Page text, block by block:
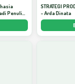
Penulis 1
Dinata
STRATEGI
- Arda Dinata